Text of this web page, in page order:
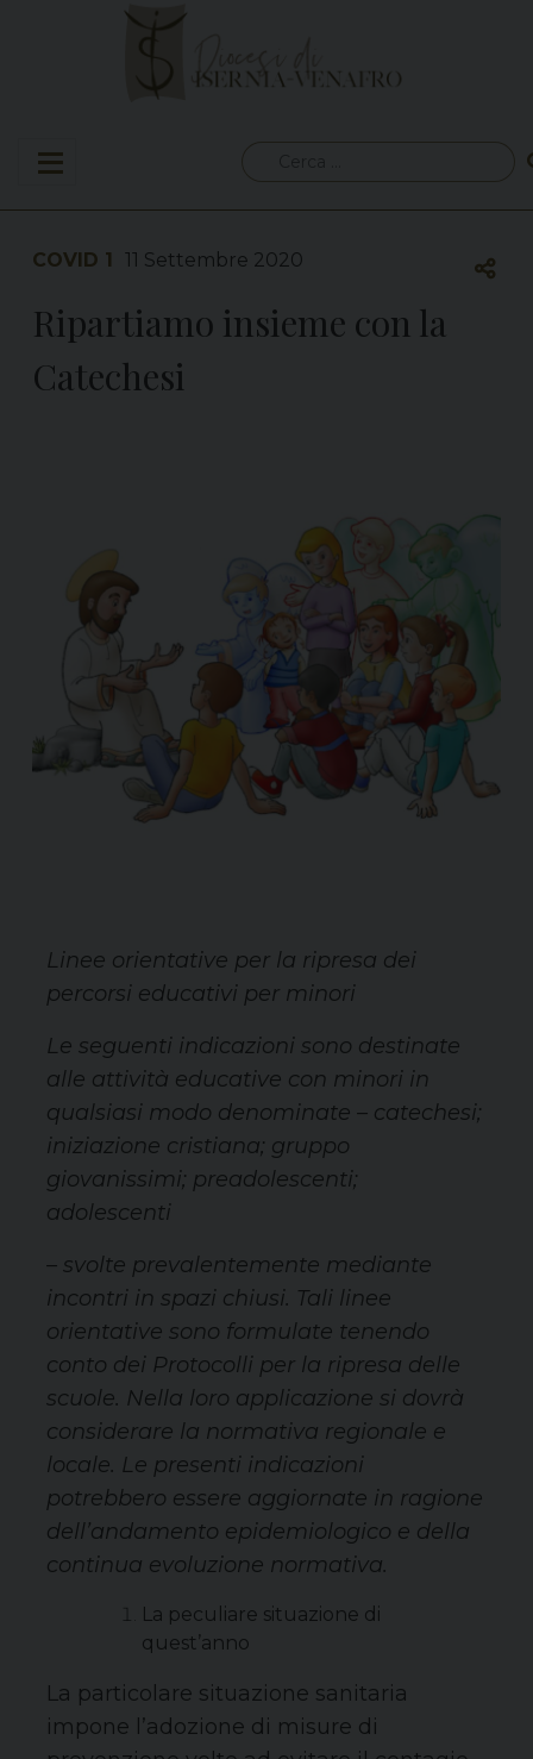
per:
COVID 1 11 Settembre 2020
Ripartiamo insieme con la
Catechesi
Linee orientative per la ripresa dei
percorsi educativi per minori
Le seguenti indicazioni sono destinate
alle attività educative con minori in
qualsiasi modo denominate – catechesi;
iniziazione cristiana; gruppo
giovanissimi; preadolescenti;
adolescenti
– svolte prevalentemente mediante
incontri in spazi chiusi. Tali linee
orientative sono formulate tenendo
conto dei Protocolli per la ripresa delle
scuole. Nella loro applicazione si dovrà
considerare la normativa regionale e
locale. Le presenti indicazioni
potrebbero essere aggiornate in ragione
dell’andamento epidemiologico e della
continua evoluzione normativa.
La peculiare situazione di
quest’anno
La particolare situazione sanitaria
impone l’adozione di misure di